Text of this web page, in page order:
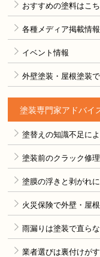
おすすめの塗料はこ
各種メディア掲載情報
イベント情報
外壁塗装・屋根塗装
塗装専門家アドバイ
塗替えの知識不足に
塗装前のクラック修
塗膜の浮きと剥がれ
火災保険で外壁・屋
雨漏りは塗装で直ら
業者選びは裏付けが